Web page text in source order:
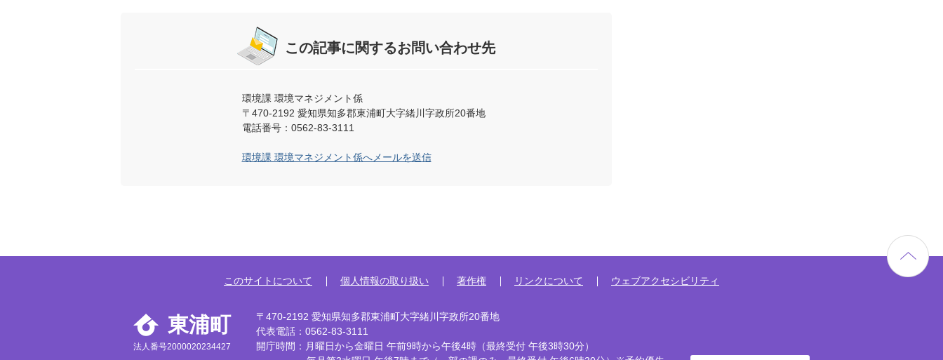
この記事に関するお問い合わせ先
環境課 環境マネジメント係
〒470-2192 愛知県知多郡東浦町大字緒川字政所20番地
電話番号：0562-83-3111
環境課 環境マネジメント係へメールを送信
このサイトについて 個人情報の取り扱い 著作権 リンクについて ウェブアクセシビリティ
東浦町
法人番号2000020234427
〒470-2192 愛知県知多郡東浦町大字緒川字政所20番地
代表電話：0562-83-3111
開庁時間：月曜日から金曜日 午前9時から午後4時 （最終受付 午後3時30分）